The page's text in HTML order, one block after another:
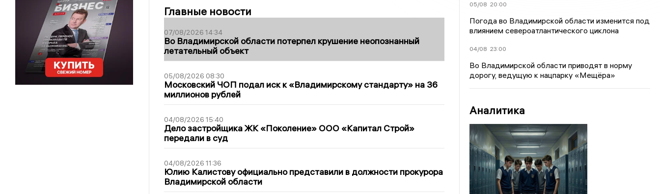
Главные новости
07/08/2026 14:34
Во Владимирской области потерпел крушение неопознанный
летательный объект
05/08/2026 08:30
Московский ЧОП подал иск к «Владимирскому стандарту» на 36
миллионов рублей
04/08/2026 15:40
Дело застройщика ЖК «Поколение» ООО «Капитал Строй»
передали в суд
04/08/2026 11:36
Юлию Калистову официально представили в должности прокурора
Владимирской области
05/08 20:00
Погода во Владимирской области изменится под
влиянием североатлантического циклона
04/08 23:00
Во Владимирской области приводят в норму
дорогу, ведущую к нацпарку «Мещёра»
Аналитика